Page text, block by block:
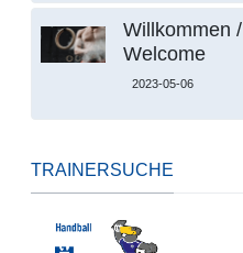
Willkommen /
Welcome
2023-05-06
TRAINERSUCHE